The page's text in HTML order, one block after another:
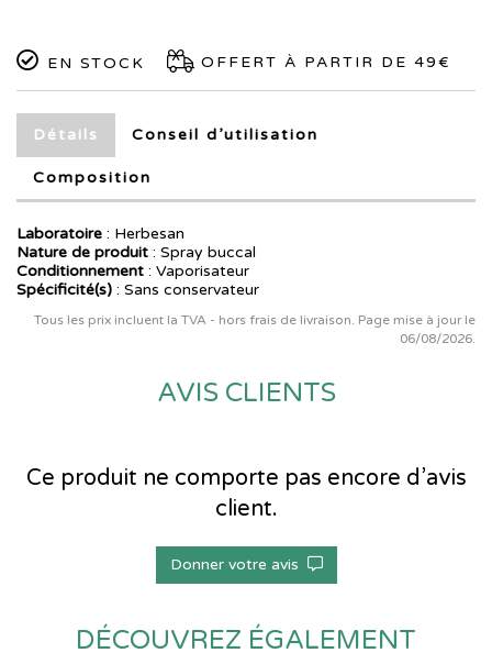
EN STOCK OFFERT À PARTIR DE 49€
Détails Conseil d’utilisation
Composition
Laboratoire : Herbesan
Nature de produit : Spray buccal
Conditionnement : Vaporisateur
Spécificité(s) : Sans conservateur
Tous les prix incluent la TVA - hors frais de livraison. Page mise à jour le
06/08/2026.
AVIS CLIENTS
Ce produit ne comporte pas encore d’avis
client.
Donner votre avis
DÉCOUVREZ ÉGALEMENT